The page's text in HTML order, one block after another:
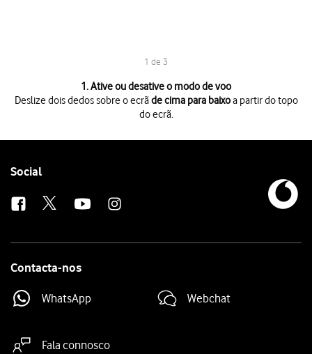
1 de 3
1. Ative ou desative o modo de voo
Deslize dois dedos sobre o ecrãde cima para baixoa partir do topo
do ecrã.
PrimaModo de aviãopara ativar ou desativar a função.
Follow
Social
Contacta-nos
WhatsApp Webchat
Fala connosco